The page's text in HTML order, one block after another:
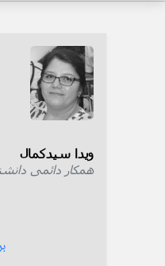
ویدا سیدکمال
همکار دائمی